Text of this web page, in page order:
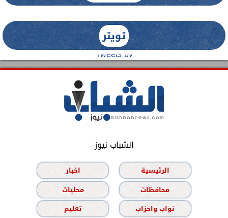
تويتر
Tweets by
الشباب نيوز
الرئيسية
اخبار
محافظات
محليات
نواب واحزاب
تعليم